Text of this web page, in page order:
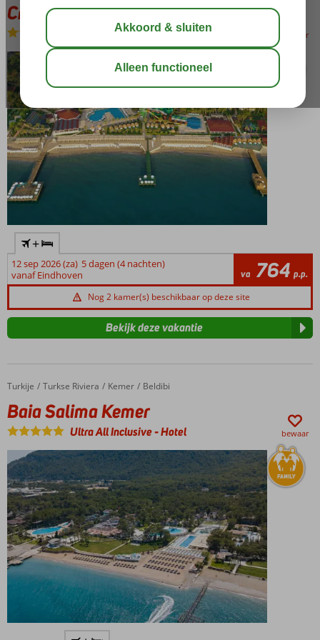
Crystal Flora Pearl Collection
Ultra All Inclusive- Hotel bewaar
+
12 sep 2026 (za) 5 dagen (4 nachten)
vanaf Eindhoven
va 764 p.p.
Nog 2 kamer(s) beschikbaar op deze site
Bekijk deze vakantie
Home
Turkije Turkse Riviera Kemer Beldibi
Baia Salima Kemer
Baia Salima Kemer
Ultra All Inclusive-Hotel bewaar